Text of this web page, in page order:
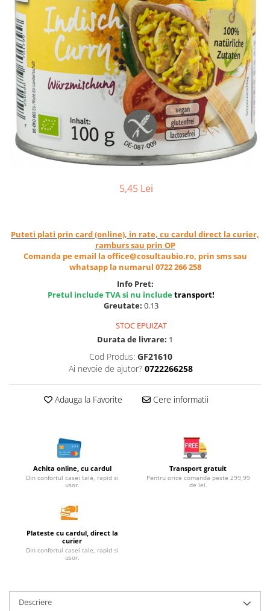
Ceai vrac
Ceaiuri diverse si accesorii
Bauturi
Apa
Sucuri
Vinuri, bere si alte bauturi
Siropuri naturale
Energizante
Carbogazoase
Siropuri Bio
Cacao si inlocuitori
Seminte bio pentru germinat
Fructe si legume Bio
Alimente de baza
Cereale, fulgi din cereale, mic
Orez, Faina si Premixuri
Produse din carne
Sosuri, Ketchup bio
Pudre si prafuri
Leguminoase si seminte
Produse din soia
Sare si inlocuitori
Produse care inlocuiesc carnea
Unt, alternativa unt
Terci bio
5,45 Lei
Puteti plati prin card (online), in rate, cu cardul direct la curier,
ramburs sau prin OP
Comanda pe email la office@cosultaubio.ro, prin sms sau
whatsapp la numarul 0722 266 258
Info Pret:
Pretul include TVA si nu includetransport!
Greutate: 0.13
STOC EPUIZAT
Durata de livrare: 1
Cod Produs: GF21610
Ai nevoie de ajutor? 0722266258
Adauga la Favorite Cere informatii
Achita online, cu cardul
Din confortul casei tale, rapid si
usor.
Transport gratuit
Pentru orice comanda peste 299,99
de lei.
Plateste cu cardul, direct la
curier
Din confortul casei tale, rapid si
usor.
Descriere